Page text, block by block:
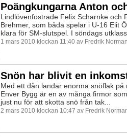
Poängkungarna Anton
Lindlövenfostrade Felix Scharnke och
Brehmer, som båda spelar i U-16 Elit
klara för SM-slutspel. I söndags
1 mars 2010 klockan 11:40 av Fredrik
Snön har blivit en
Med ett dån landar enorma snöflak på
Enver Bygg är en av många firmor
just nu för att skotta snö från tak...
2 mars 2010 klockan 10:47 av Fredrik